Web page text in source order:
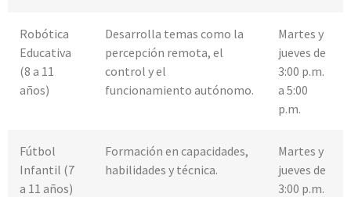
Robótica
Educativa
(8 a 11
años)
Desarrolla temas como la
percepción remota, el
control y el
funcionamiento autónomo.
Martes y
jueves de
3:00 p.m.
a 5:00
p.m.
Fútbol
Infantil (7
a 11 años)
Formación en capacidades,
habilidades y técnica.
Martes y
jueves de
3:00 p.m.